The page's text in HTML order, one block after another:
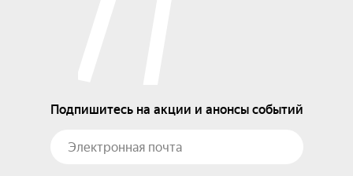
Подпишитесь на акции и анонсы событий